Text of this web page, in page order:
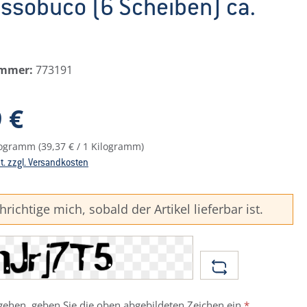
(6 Scheiben) ca.
773191
€
(39,37 € / 1 Kilogramm)
zzgl. Versandkosten
mich, sobald der Artikel lieferbar ist.